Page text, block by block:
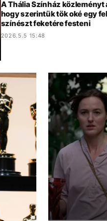
A Thália Színház közleményt
hogy szerintük tök oké egy
színészt feketére festeni
2026.5.5 15:48